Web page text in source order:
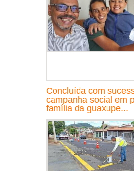
Concluída com
campanha social em
família da guaxupe...